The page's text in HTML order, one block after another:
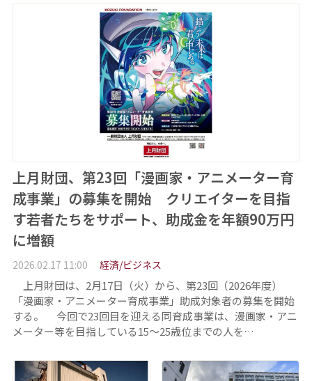
上月財団、第23回「漫画家・アニメーター育
成事業」の募集を開始 クリエイターを目指
す若者たちをサポート、助成金を年額90万円
に増額
2026.02.17 11:00 経済/ビジネス
上月財団は、2月17日（火）から、第23回（2026年度）
「漫画家・アニメーター育成事業」助成対象者の募集を開始
する。 今回で23回目を迎える同育成事業は、漫画家・アニ
メーター等を目指している15～25歳位までの人を…